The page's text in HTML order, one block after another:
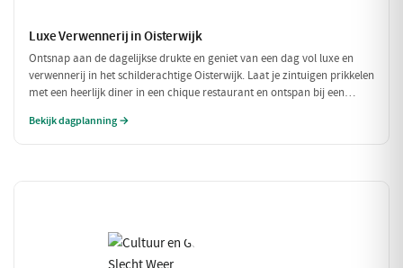
Luxe Verwennerij in Oisterwijk
Ontsnap aan de dagelijkse drukte en geniet van een dag vol luxe en
verwennerij in het schilderachtige Oisterwijk. Laat je zintuigen prikkelen
met een heerlijk diner in een chique restaurant en ontspan bij een
in de watten te leggen.
Bekijk dagplanning →